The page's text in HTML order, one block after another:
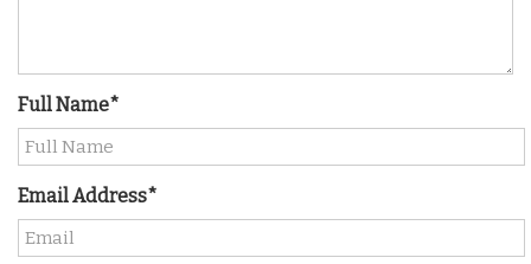
Full Name*
Email Address*